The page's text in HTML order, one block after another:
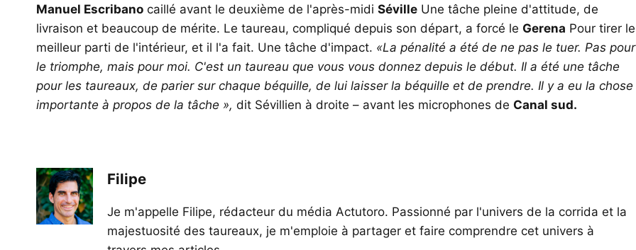
Manuel Escribano caillé avant le deuxième de l'après-midi Séville Une tâche pleine d'attitude, de
livraison et beaucoup de mérite. Le taureau, compliqué depuis son départ, a forcé le Gerena Pour tirer le
meilleur parti de l'intérieur, et il l'a fait. Une tâche d'impact. «La pénalité a été de ne pas le tuer. Pas pour
le triomphe, mais pour moi. C'est un taureau que vous vous donnez depuis le début. Il a été une tâche
pour les taureaux, de parier sur chaque béquille, de lui laisser la béquille et de prendre. Il y a eu la chose
importante à propos de la tâche », dit Sévillien à droite – avant les microphones de Canal sud.
Filipe
Je m'appelle Filipe, rédacteur du média Actutoro. Passionné par l'univers de la corrida et la
majestuosité des taureaux, je m'emploie à partager et faire comprendre cet univers à